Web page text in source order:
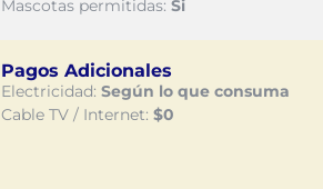
Mascotas permitidas: Si
Pagos Adicionales
Electricidad: Según lo que consuma
Cable TV / Internet: $0